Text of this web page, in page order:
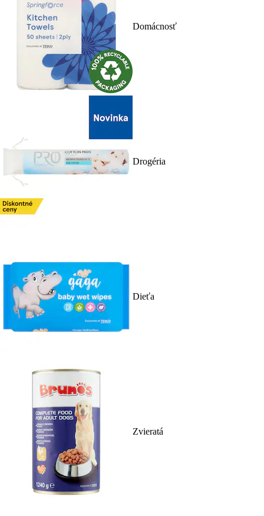
Domácnosť
Drogéria
Dieťa
Zvieratá